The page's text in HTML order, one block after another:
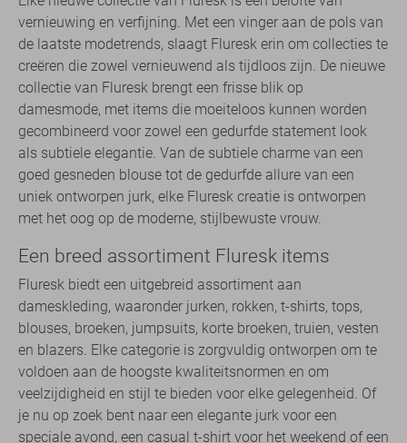
vernieuwing en verfijning. Met een vinger aan de pols van
de laatste modetrends, slaagt Fluresk erin om collecties te
creëren die zowel vernieuwend als tijdloos zijn. De nieuwe
collectie van Fluresk brengt een frisse blik op
damesmode, met items die moeiteloos kunnen worden
gecombineerd voor zowel een gedurfde statement look
als subtiele elegantie. Van de subtiele charme van een
goed gesneden blouse tot de gedurfde allure van een
uniek ontworpen jurk, elke Fluresk creatie is ontworpen
met het oog op de moderne, stijlbewuste vrouw.
Een breed assortiment Fluresk items
Fluresk biedt een uitgebreid assortiment aan
dameskleding, waaronder jurken, rokken, t-shirts, tops,
blouses, broeken, jumpsuits, korte broeken, truien, vesten
en blazers. Elke categorie is zorgvuldig ontworpen om te
voldoen aan de hoogste kwaliteitsnormen en om
veelzijdigheid en stijl te bieden voor elke gelegenheid. Of
je nu op zoek bent naar een elegante jurk voor een
speciale avond, een casual t-shirt voor het weekend of een